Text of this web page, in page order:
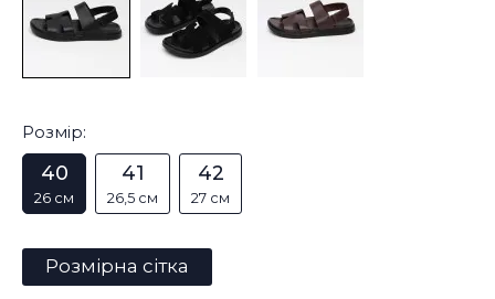
Розмір:
40
26 см
41
26,5 см
42
27 см
Розмірна сітка